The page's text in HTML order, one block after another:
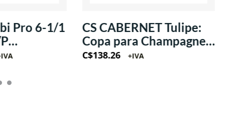
Pro 6-1/1
CS CABERNET Tulipe:
Copa para Champagne
estilo Flauta 8oz
C$138.26 +IVA